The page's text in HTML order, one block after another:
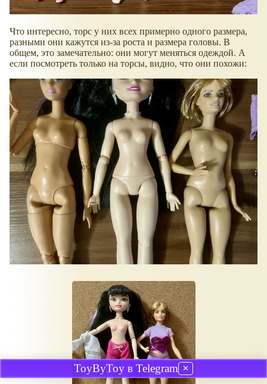
Что интересно, торс у них всех примерно одного размера,
разными они кажутся из-за роста и размера головы. В
общем, это замечательно: они могут меняться одеждой. А
если посмотреть только на торсы, видно, что они похожи:
ToyByToy в Telegram ✕